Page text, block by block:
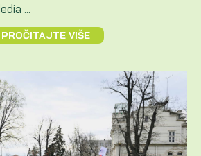
...
PROČITAJTE VIŠE